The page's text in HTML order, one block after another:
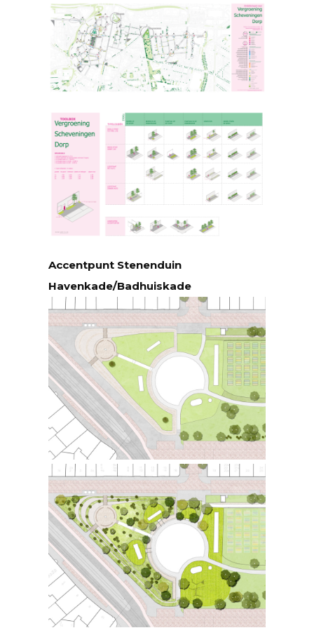
Accentpunt Stenenduin
Havenkade/Badhuiskade